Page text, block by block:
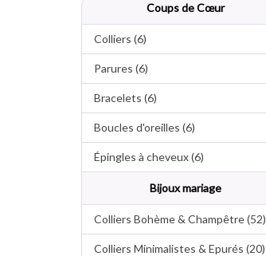
Coups de Cœur
Colliers (6)
Parures (6)
Bracelets (6)
Boucles d'oreilles (6)
Épingles à cheveux (6)
Bijoux mariage
Colliers Bohème & Champêtre (52)
Colliers Minimalistes & Epurés (20)